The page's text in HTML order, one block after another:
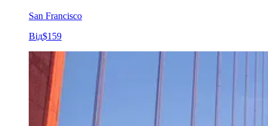
San Francisco
Від$159